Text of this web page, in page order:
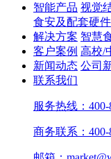
智能产品 视觉
食安及配套硬件
解决方案 智慧
客户案例 高校/
新闻动态 公司
联系我们
服务热线：400-
商务联系：400-